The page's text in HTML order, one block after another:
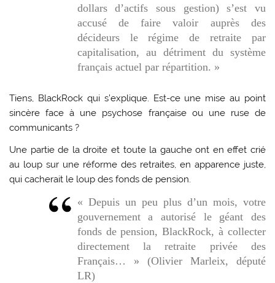
dollars d’actifs sous gestion) s’est vu
accusé de faire valoir auprès des
décideurs le régime de retraite par
capitalisation, au détriment du système
français actuel par répartition. »
Tiens, BlackRock qui s’explique. Est-ce une mise au point
sincère face à une psychose française ou une ruse de
communicants ?
Une partie de la droite et toute la gauche ont en effet crié
au loup sur une réforme des retraites, en apparence juste,
qui cacherait le loup des fonds de pension.
« Depuis un peu plus d’un mois, votre
gouvernement a autorisé le géant des
fonds de pension, BlackRock, à collecter
directement la retraite privée des
Français… » (Olivier Marleix, député
LR)